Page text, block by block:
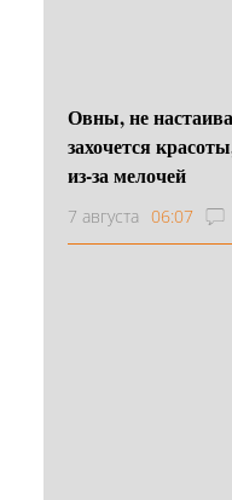
Овны, не
захочется
из-за мелочей
7 августа 06:07